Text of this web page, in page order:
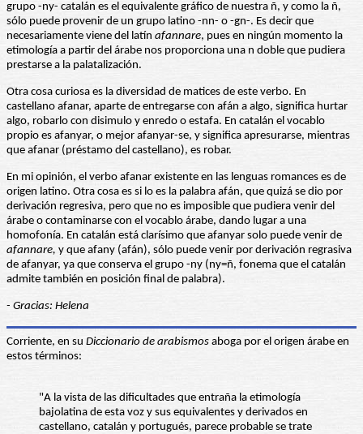
grupo -ny- catalán es el equivalente gráfico de nuestra ñ, y como la ñ,
sólo puede provenir de un grupo latino -nn- o -gn-. Es decir que
necesariamente viene del latín afannare, pues en ningún momento la
etimología a partir del árabe nos proporciona una n doble que pudiera
prestarse a la palatalización.
Otra cosa curiosa es la diversidad de matices de este verbo. En
castellano afanar, aparte de entregarse con afán a algo, significa hurtar
algo, robarlo con disimulo y enredo o estafa. En catalán el vocablo
propio es afanyar, o mejor afanyar-se, y significa apresurarse, mientras
que afanar (préstamo del castellano), es robar.
En mi opinión, el verbo afanar existente en las lenguas romances es de
origen latino. Otra cosa es si lo es la palabra afán, que quizá se dio por
derivación regresiva, pero que no es imposible que pudiera venir del
árabe o contaminarse con el vocablo árabe, dando lugar a una
homofonía. En catalán está clarísimo que afanyar solo puede venir de
afannare, y que afany (afán), sólo puede venir por derivación regrasiva
de afanyar, ya que conserva el grupo -ny (ny=ñ, fonema que el catalán
admite también en posición final de palabra).
- Gracias: Helena
Corriente, en su Diccionario de arabismos aboga por el origen árabe en
estos términos:
"A la vista de las dificultades que entraña la etimología
bajolatina de esta voz y sus equivalentes y derivados en
castellano, catalán y portugués, parece probable se trate